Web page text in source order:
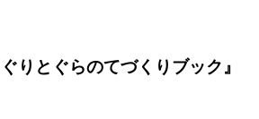
りとぐらのてづくりブック』